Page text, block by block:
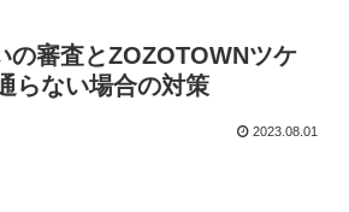
の審査とZOZOTOWNツケ
らない場合の対策
2023.08.01